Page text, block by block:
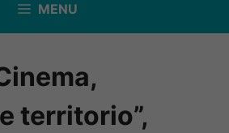
MENU
territorio”,